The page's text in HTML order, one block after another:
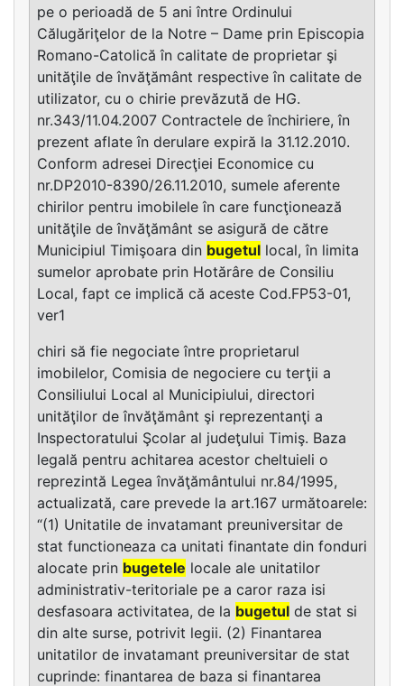
pe o perioadă de 5 ani între Ordinului
Călugăriţelor de la Notre – Dame prin Episcopia
Romano-Catolică în calitate de proprietar şi
unităţile de învăţământ respective în calitate de
utilizator, cu o chirie prevăzută de HG.
nr.343/11.04.2007 Contractele de închiriere, în
prezent aflate în derulare expiră la 31.12.2010.
Conform adresei Direcţiei Economice cu
nr.DP2010-8390/26.11.2010, sumele aferente
chirilor pentru imobilele în care funcţionează
unităţile de învăţământ se asigură de către
Municipiul Timişoara din bugetul local, în limita
sumelor aprobate prin Hotărâre de Consiliu
Local, fapt ce implică că aceste Cod.FP53-01,
ver1
chiri să fie negociate între proprietarul
imobilelor, Comisia de negociere cu terţii a
Consiliului Local al Municipiului, directori
unităţilor de învăţământ şi reprezentanţi a
Inspectoratului Şcolar al judeţului Timiş. Baza
legală pentru achitarea acestor cheltuieli o
reprezintă Legea învăţământului nr.84/1995,
actualizată, care prevede la art.167 următoarele:
“(1) Unitatile de invatamant preuniversitar de
stat functioneaza ca unitati finantate din fonduri
alocate prin bugetele locale ale unitatilor
administrativ-teritoriale pe a caror raza isi
desfasoara activitatea, de la bugetul de stat si
din alte surse, potrivit legii. (2) Finantarea
unitatilor de invatamant preuniversitar de stat
cuprinde: finantarea de baza si finantarea